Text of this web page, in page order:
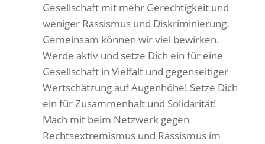
Gesellschaft mit mehr Gerechtigkeit und
weniger Rassismus und Diskriminierung.
Gemeinsam können wir viel bewirken.
Werde aktiv und setze Dich ein für eine
Gesellschaft in Vielfalt und gegenseitiger
Wertschätzung auf Augenhöhe! Setze Dich
ein für Zusammenhalt und Solidarität!
Mach mit beim Netzwerk gegen
Rechtsextremismus und Rassismus im